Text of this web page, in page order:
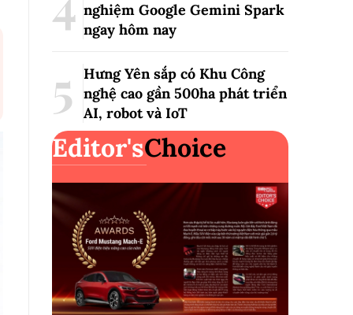
nghiệm Google Gemini Spark
ngay hôm nay
Hưng Yên sắp có Khu Công
nghệ cao gần 500ha phát triển
AI, robot và IoT
Editor'sChoice